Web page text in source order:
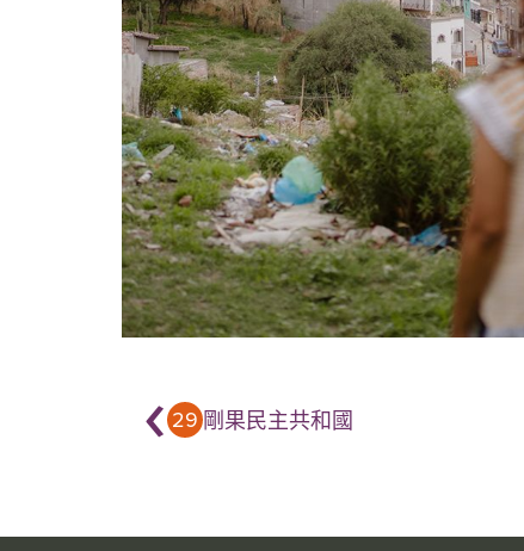
‹ 29 剛果民主共和國